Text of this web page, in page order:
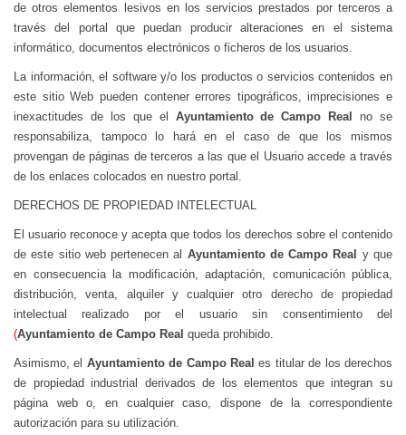
de otros elementos lesivos en los servicios prestados por terceros a
través del portal que puedan producir alteraciones en el sistema
informático, documentos electrónicos o ficheros de los usuarios.
La información, el software y/o los productos o servicios contenidos en
este sitio Web pueden contener errores tipográficos, imprecisiones e
inexactitudes de los que el Ayuntamiento de Campo Real
no se
responsabiliza, tampoco lo hará en el caso de que los mismos
provengan de páginas de terceros a las que el Usuario accede a través
de los enlaces colocados en nuestro portal.
DERECHOS DE PROPIEDAD INTELECTUAL
El usuario reconoce y acepta que todos los derechos sobre el contenido
de este sitio web pertenecen al Ayuntamiento de Campo Real y que
en consecuencia la modificación, adaptación, comunicación pública,
distribución, venta, alquiler y cualquier otro derecho de propiedad
intelectual realizado por el usuario sin consentimiento del
(Ayuntamiento de Campo Real queda prohibido.
Asimismo, el Ayuntamiento de Campo Real es titular de los derechos
de propiedad industrial derivados de los elementos que integran su
página web o, en cualquier caso, dispone de la correspondiente
autorización para su utilización.